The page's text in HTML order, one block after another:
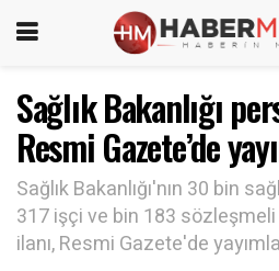
Sağlık Bakanlığı
Resmi Gazete’de
Sağlık Bakanlığı'nın 30 bin
317 işçi ve bin 183 sözleşmeli
ilanı, Resmi Gazete'de